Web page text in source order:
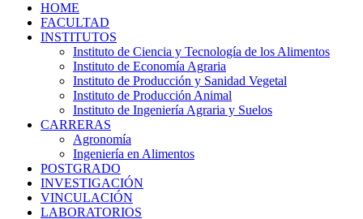
HOME
FACULTAD
INSTITUTOS
Instituto de Ciencia y Tecnología de los Alimentos
Instituto de Economía Agraria
Instituto de Producción y Sanidad Vegetal
Instituto de Producción Animal
Instituto de Ingeniería Agraria y Suelos
CARRERAS
Agronomía
Ingeniería en Alimentos
POSTGRADO
INVESTIGACIÓN
VINCULACIÓN
LABORATORIOS